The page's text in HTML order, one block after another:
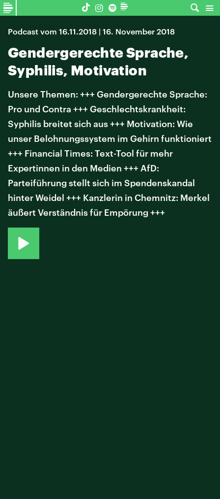
Podcast vom 16.11.2018 | 16. November 2018
Gendergerechte Sprache,
Syphilis, Motivation
Unsere Themen: +++ Gendergerechte Sprache:
Pro und Contra +++ Geschlechtskrankheit:
Syphilis breitet sich aus +++ Motivation: Wie
unser Belohnungssystem im Gehirn funktioniert
+++ Financial Times: Text-Tool für mehr
Expertinnen in den Medien +++ AfD:
Parteiführung stellt sich im Spendenskandal
hinter Weidel +++ Kanzlerin in Chemnitz: Merkel
äußert Verständnis für Empörung +++